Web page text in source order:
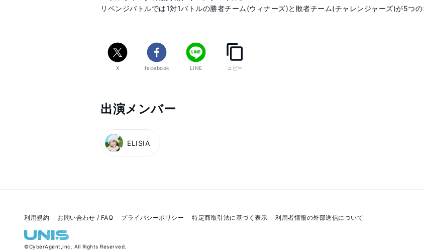
リベンジバトルでは1対1バトルの勝者チーム(ウィナーズ)と敗者チーム(チャレンジャーズ)が5つの
https://abema.tv/video/title/307-7
▼アプリでの投票方法
X facebook LINE コピー
出演メンバー
ELISIA
利用規約 お問い合わせ / FAQ プライバシーポリシー 特定商取引法に基づく表示 利用者情報の外部送信について
©CyberAgent,Inc. All Rights Reserved.